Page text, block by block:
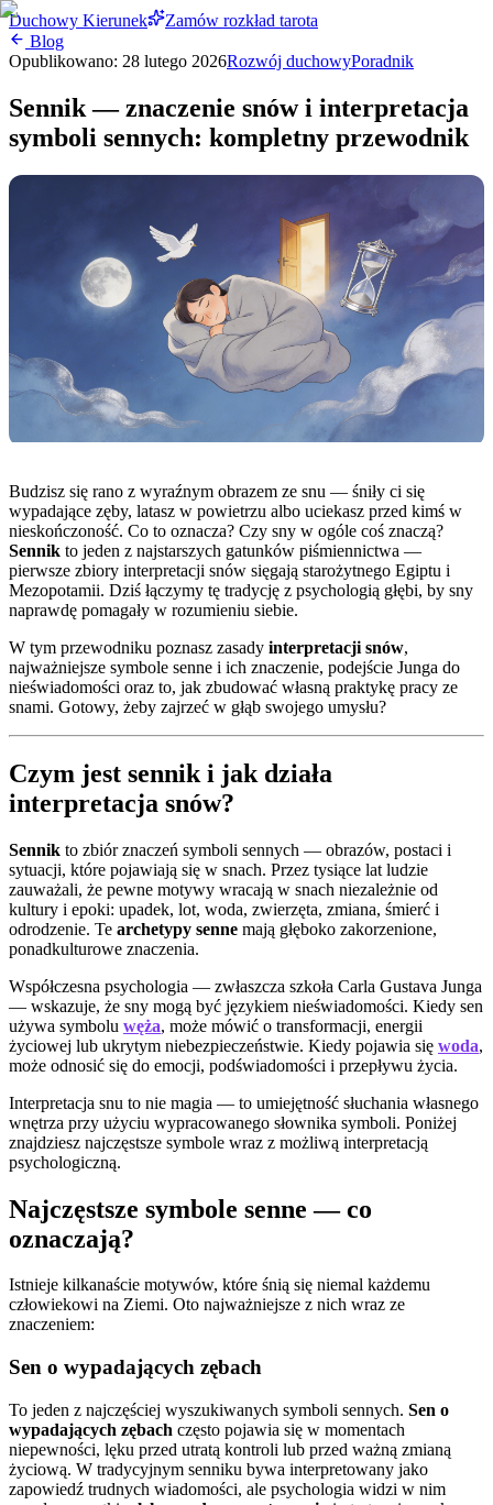
Duchowy Kierunek
Zamów rozkład tarota
Blog
Opublikowano: 28 lutego 2026Rozwój duchowyPoradnik
Sennik — znaczenie snów i interpretacja
symboli sennych: kompletny przewodnik
Budzisz się rano z wyraźnym obrazem ze snu — śniły ci się
wypadające zęby, latasz w powietrzu albo uciekasz przed kimś w
nieskończoność. Co to oznacza? Czy sny w ogóle coś znaczą?
Sennik to jeden z najstarszych gatunków piśmiennictwa —
pierwsze zbiory interpretacji snów sięgają starożytnego Egiptu i
Mezopotamii. Dziś łączymy tę tradycję z psychologią głębi, by sny
naprawdę pomagały w rozumieniu siebie.
W tym przewodniku poznasz zasady interpretacji snów,
najważniejsze symbole senne i ich znaczenie, podejście Junga do
nieświadomości oraz to, jak zbudować własną praktykę pracy ze
snami. Gotowy, żeby zajrzeć w głąb swojego umysłu?
Czym jest sennik i jak działa
interpretacja snów?
Sennik to zbiór znaczeń symboli sennych — obrazów, postaci i
sytuacji, które pojawiają się w snach. Przez tysiące lat ludzie
zauważali, że pewne motywy wracają w snach niezależnie od
kultury i epoki: upadek, lot, woda, zwierzęta, zmiana, śmierć i
odrodzenie. Te archetypy senne mają głęboko zakorzenione,
ponadkulturowe znaczenia.
Współczesna psychologia — zwłaszcza szkoła Carla Gustava Junga
— wskazuje, że sny mogą być językiem nieświadomości. Kiedy sen
używa symbolu węża, może mówić o transformacji, energii
życiowej lub ukrytym niebezpieczeństwie. Kiedy pojawia się woda,
może odnosić się do emocji, podświadomości i przepływu życia.
Interpretacja snu to nie magia — to umiejętność słuchania własnego
wnętrza przy użyciu wypracowanego słownika symboli. Poniżej
znajdziesz najczęstsze symbole wraz z możliwą interpretacją
psychologiczną.
Najczęstsze symbole senne — co
oznaczają?
Istnieje kilkanaście motywów, które śnią się niemal każdemu
człowiekowi na Ziemi. Oto najważniejsze z nich wraz ze
znaczeniem:
Sen o wypadających zębach
To jeden z najczęściej wyszukiwanych symboli sennych. Sen o
wypadających zębach często pojawia się w momentach
niepewności, lęku przed utratą kontroli lub przed ważną zmianą
życiową. W tradycyjnym senniku bywa interpretowany jako
zapowiedź trudnych wiadomości, ale psychologia widzi w nim